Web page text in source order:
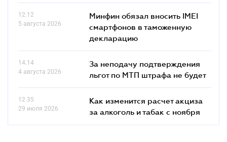
12.12
5 августа 2026
Минфин обязал вносить IMEI
смартфонов в таможенную
декларацию
14.14
4 августа 2026
За неподачу подтверждения
льгот по МТП штрафа не будет
12.35
29 июля 2026
Как изменится расчет акциза
за алкоголь и табак с ноября